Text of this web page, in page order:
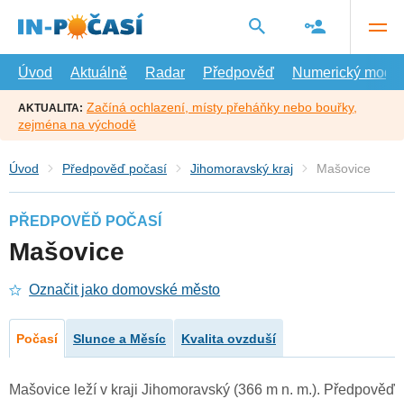
hlavní
Úvod
Aktuálně Radar Předpověď Numerický model
AKTUALITA: Začíná ochlazení, místy přeháňky nebo bouřky,
zejména na východě
Úvod Předpověď počasí Jihomoravský kraj Mašovice
PŘEDPOVĚĎ POČASÍ
Mašovice
Označit jako domovské město
Počasí Slunce a Měsíc Kvalita ovzduší
Mašovice leží v kraji Jihomoravský (366 m n. m.). Předpověď